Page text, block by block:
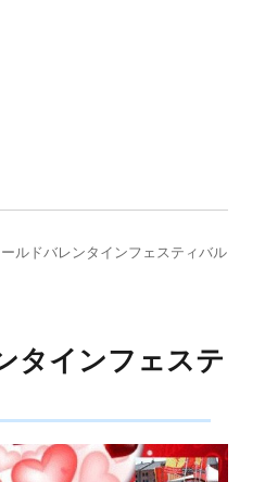
ルドバレンタインフェスティバル
タインフェステ